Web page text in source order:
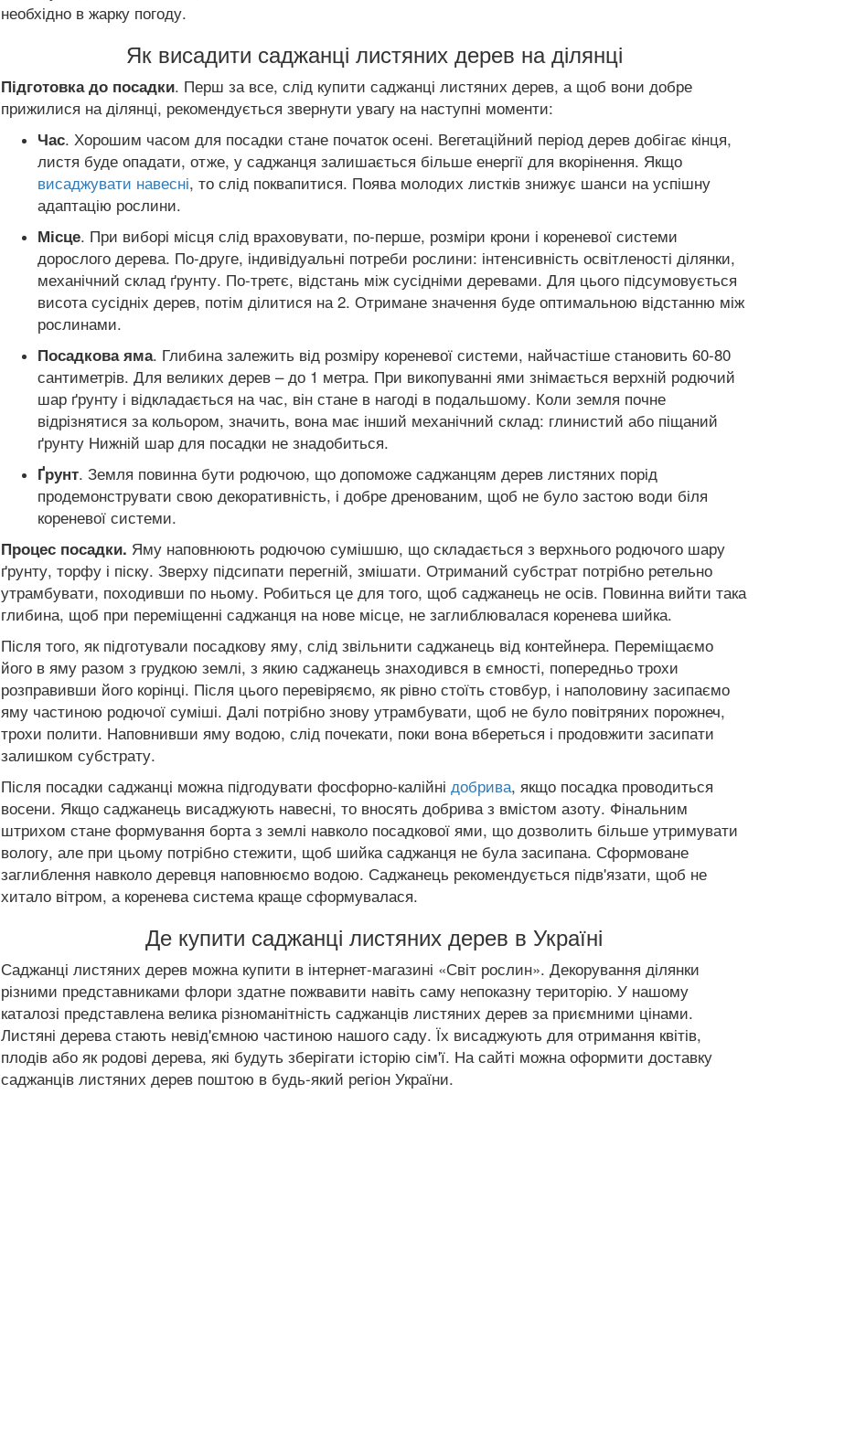
необхідно в жарку погоду.
Як висадити саджанці листяних дерев на ділянці
Підготовка до посадки. Перш за все, слід купити саджанці листяних дерев, а щоб вони добре
прижилися на ділянці, рекомендується звернути увагу на наступні моменти:
Час. Хорошим часом для посадки стане початок осені. Вегетаційний період дерев добігає кінця,
листя буде опадати, отже, у саджанця залишається більше енергії для вкорінення. Якщо
висаджувати навесні, то слід поквапитися. Поява молодих листків знижує шанси на успішну
адаптацію рослини.
Місце. При виборі місця слід враховувати, по-перше, розміри крони і кореневої системи
дорослого дерева. По-друге, індивідуальні потреби рослини: інтенсивність освітленості ділянки,
механічний склад ґрунту. По-третє, відстань між сусідніми деревами. Для цього підсумовується
висота сусідніх дерев, потім ділитися на 2. Отримане значення буде оптимальною відстанню між
рослинами.
Посадкова яма. Глибина залежить від розміру кореневої системи, найчастіше становить 60-80
сантиметрів. Для великих дерев – до 1 метра. При викопуванні ями знімається верхній родючий
шар ґрунту і відкладається на час, він стане в нагоді в подальшому. Коли земля почне
відрізнятися за кольором, значить, вона має інший механічний склад: глинистий або піщаний
ґрунту Нижній шар для посадки не знадобиться.
Ґрунт. Земля повинна бути родючою, що допоможе саджанцям дерев листяних порід
продемонструвати свою декоративність, і добре дренованим, щоб не було застою води біля
кореневої системи.
Процес посадки. Яму наповнюють родючою сумішшю, що складається з верхнього родючого шару
ґрунту, торфу і піску. Зверху підсипати перегній, змішати. Отриманий субстрат потрібно ретельно
утрамбувати, походивши по ньому. Робиться це для того, щоб саджанець не осів. Повинна вийти така
глибина, щоб при переміщенні саджанця на нове місце, не заглиблювалася коренева шийка.
Після того, як підготували посадкову яму, слід звільнити саджанець від контейнера. Переміщаємо
його в яму разом з грудкою землі, з якию саджанець знаходився в ємності, попередньо трохи
розправивши його корінці. Після цього перевіряємо, як рівно стоїть стовбур, і наполовину засипаємо
яму частиною родючої суміші. Далі потрібно знову утрамбувати, щоб не було повітряних порожнеч,
трохи полити. Наповнивши яму водою, слід почекати, поки вона вбереться і продовжити засипати
залишком субстрату.
Після посадки саджанці можна підгодувати фосфорно-калійні добрива, якщо посадка проводиться
восени. Якщо саджанець висаджують навесні, то вносять добрива з вмістом азоту. Фінальним
штрихом стане формування борта з землі навколо посадкової ями, що дозволить більше утримувати
вологу, але при цьому потрібно стежити, щоб шийка саджанця не була засипана. Сформоване
заглиблення навколо деревця наповнюємо водою. Саджанець рекомендується підв'язати, щоб не
хитало вітром, а коренева система краще сформувалася.
Де купити саджанці листяних дерев в Україні
Саджанці листяних дерев можна купити в інтернет-магазині «Світ рослин». Декорування ділянки
різними представниками флори здатне пожвавити навіть саму непоказну територію. У нашому
каталозі представлена ​​велика різноманітність саджанців листяних дерев за приємними цінами.
Листяні дерева стають невід'ємною частиною нашого саду. Їх висаджують для отримання квітів,
плодів або як родові дерева, які будуть зберігати історію сім'ї. На сайті можна оформити доставку
саджанців листяних дерев поштою в будь-який регіон України.